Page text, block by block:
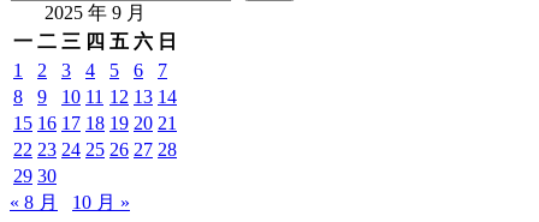
2025 年 9 月
一 二 三 四 五 六 日
1
2 3 4 5 6
7
8
9 10 11 12 13 14
15 16 17 18 19 20 21
22 23 24 25 26 27 28
29 30
« 8 月
10 月 »